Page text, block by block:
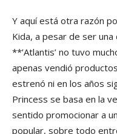
Y aquí está otra razón
Kida, a pesar de ser
**’Atlantis’ no tuvo
apenas vendió
estrenó ni en los años
Princess se basa en la
sentido promocionar a
popular, sobre todo